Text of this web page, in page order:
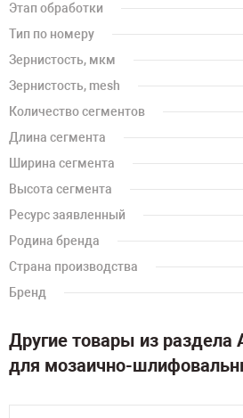
Этап обработки
Тип по номеру
Зернистость, мкм
Зернистость, mesh
Количество сегментов
Длина сегмента
Ширина сегмента
Высота сегмента
Ресурс заявленный
Родина бренда
Страна производства
Бренд
Другие товары из
для мозаично-